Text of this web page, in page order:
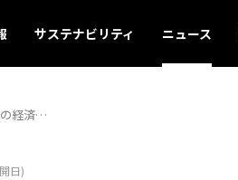
サステナビリティ ニュース
経済…
日)